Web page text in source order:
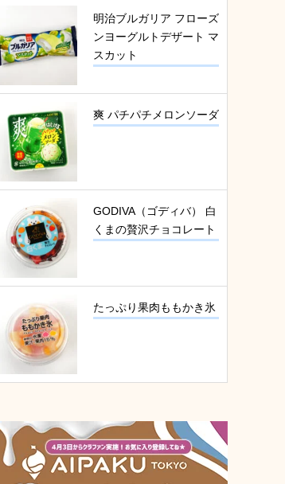
明治ブルガリア フローズ
ンヨーグルトデザート マ
スカット
爽 パチパチメロンソーダ
GODIVA（ゴディバ） 白
くまの贅沢チョコレート
たっぷり果肉ももかき氷